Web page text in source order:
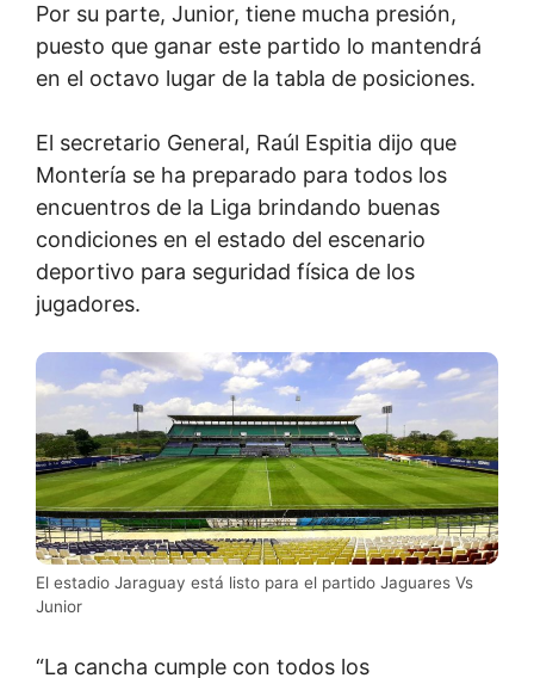
Por su parte, Junior, tiene mucha presión,
puesto que ganar este partido lo mantendrá
en el octavo lugar de la tabla de posiciones.
El secretario General, Raúl Espitia dijo que
Montería se ha preparado para todos los
encuentros de la Liga brindando buenas
condiciones en el estado del escenario
deportivo para seguridad física de los
jugadores.
El estadio Jaraguay está listo para el partido Jaguares Vs
Junior
“La cancha cumple con todos los